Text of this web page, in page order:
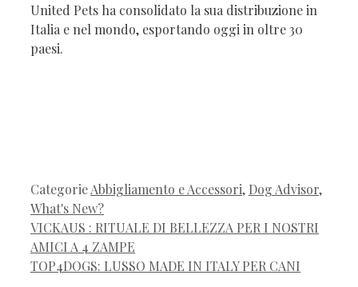
United Pets ha consolidato la sua distribuzione in
Italia e nel mondo, esportando oggi in oltre 30
paesi.
CategorieAbbigliamento e Accessori, Dog Advisor,
What's New?
VICKAUS : RITUALE DI BELLEZZA PER I NOSTRI
AMICI A 4 ZAMPE
TOP4DOGS: LUSSO MADE IN ITALY PER CANI